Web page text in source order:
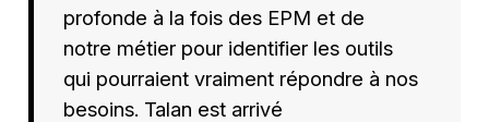
profonde à la fois des EPM et de
notre métier pour identifier les outils
qui pourraient vraiment répondre à nos
besoins. Talan est arrivé